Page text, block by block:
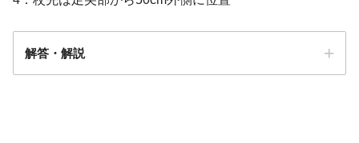
解答・解説